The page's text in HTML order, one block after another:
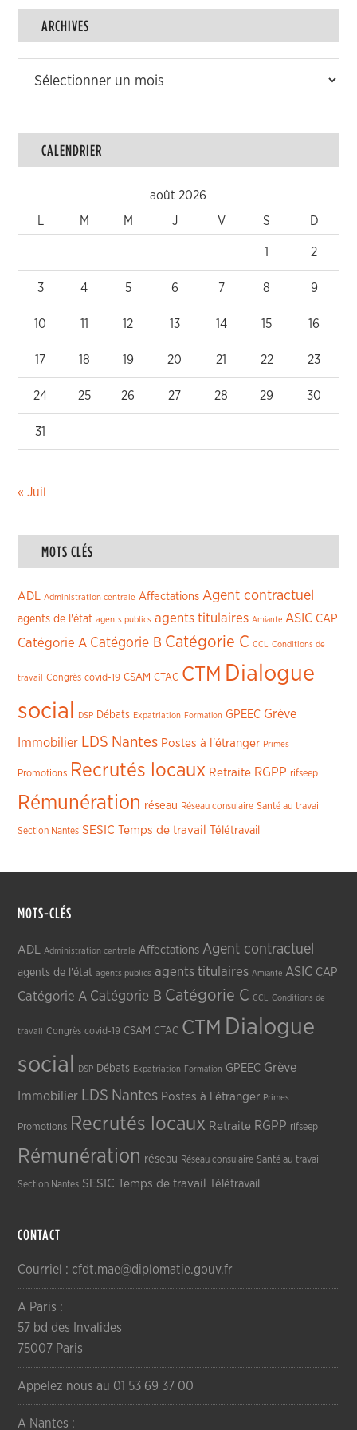
ARCHIVES
CALENDRIER
août 2026
M M J V S D
1 2
3 4 5 6 7 8 9
10 11 12 13 14 15 16
17 18 19 20 21 22 23
24 25 26 27 28 29 30
31
« Juil
MOTS CLÉS
ADL Administration centrale Affectations Agent contractuel
agents de l'état agents publics agents titulaires Amiante ASIC CAP
Catégorie A Catégorie B Catégorie C CCL Conditions de
travail Congrès covid-19 CSAM CTAC CTM Dialogue
social
DSP Débats Expatriation Formation GPEEC Grève
Immobilier LDS Nantes Postes à l'étranger Primes
Promotions Recrutés locaux Retraite RGPP rifseep
Rémunération réseau Réseau consulaire Santé au travail
Section Nantes SESIC Temps de travail Télétravail
MOTS-CLÉS
ADL Administration centrale Affectations Agent contractuel
agents de l'état agents publics agents titulaires Amiante ASIC CAP
Catégorie A Catégorie B Catégorie C CCL Conditions de
travail Congrès covid-19 CSAM CTAC CTM Dialogue
social
DSP Débats Expatriation Formation GPEEC Grève
Immobilier LDS Nantes Postes à l'étranger Primes
Promotions Recrutés locaux Retraite RGPP rifseep
Rémunération réseau Réseau consulaire Santé au travail
Section Nantes SESIC Temps de travail Télétravail
CONTACT
Courriel : cfdt.mae@diplomatie.gouv.fr
A Paris :
57 bd des Invalides
75007 Paris
Appelez nous au 01 53 69 37 00
A Nantes :